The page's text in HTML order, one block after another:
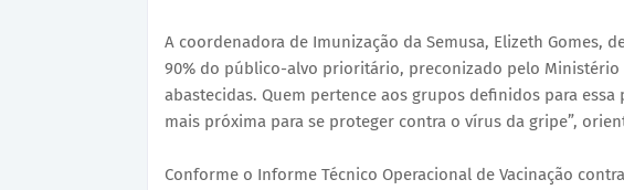
A coordenadora de Imunização da Semusa, Elizeth Gomes,
90% do público-alvo prioritário, preconizado pelo Ministério
abastecidas. Quem pertence aos grupos definidos para
mais próxima para se proteger contra o vírus da gripe”,
Conforme o Informe Técnico Operacional de Vacinação